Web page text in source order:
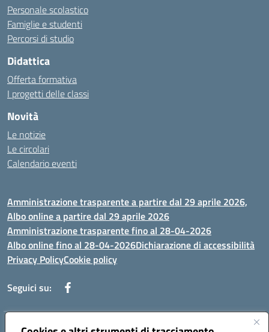
Personale scolastico
Famiglie e studenti
Percorsi di studio
Didattica
Offerta formativa
I progetti delle classi
Novità
Le notizie
Le circolari
Calendario eventi
Amministrazione trasparente a partire dal 29 aprile 2026,
Albo online a partire dal 29 aprile 2026
Amministrazione trasparente fino al 28-04-2026
Albo online fino al 28-04-2026Dichiarazione di accessibilità
Privacy PolicyCookie policy
Seguici su:
Indirizzo:Via Selicato, 1 71122 FOGGIA (FG)